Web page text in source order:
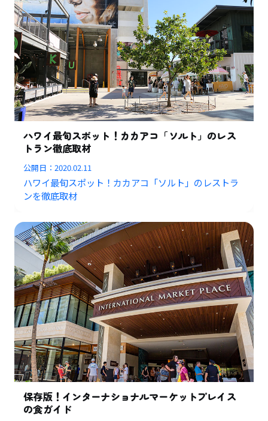
ハワイ最旬スポット！カカアコ「ソルト」のレス
トラン徹底取材
公開日：2020.02.11
ハワイ最旬スポット！カカアコ「ソルト」のレストラ
ンを徹底取材
保存版！インターナショナルマーケットプレイス
の食ガイド